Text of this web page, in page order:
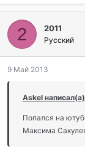
л
:
2 2011
Русский
9 Май 2013
Askel
Попался на
Максима